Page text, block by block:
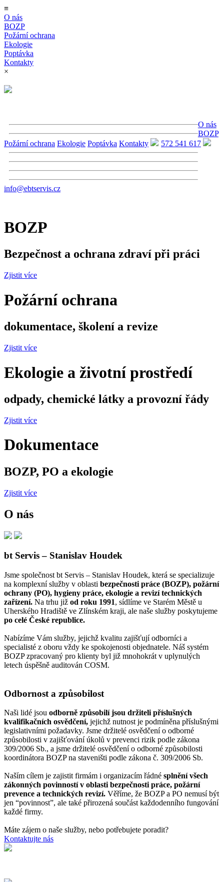
≡
O nás
BOZP
Požární ochrana
Ekologie
Poptávka
Kontakty
×
O nás
BOZP
Požární ochrana Ekologie Poptávka Kontakty 572 541 617
info@ebtservis.cz
BOZP
Bezpečnost a ochrana zdraví při práci
Zjistit více
Požární ochrana
dokumentace, školení a revize
Zjistit více
Ekologie a životní prostředí
odpady, chemické látky a provozní řády
Zjistit více
Dokumentace
BOZP, PO a ekologie
Zjistit více
O nás
bt Servis – Stanislav Houdek
Jsme společnost bt Servis – Stanislav Houdek, která se specializuje
na komplexní služby v oblasti bezpečnosti práce (BOZP), požární
ochrany (PO), hygieny práce, ekologie a revizí technických
zařízení. Na trhu již od roku 1991, sídlíme ve Starém Městě u
Uherského Hradiště ve Zlínském kraji, ale naše služby poskytujeme
po celé České republice.
Nabízíme Vám služby, jejichž kvalitu zajišťují odborníci a
specialisté z oboru vždy ke spokojenosti objednatele. Náš systém
BOZP zpracovaný pro klienty byl již mnohokrát v uplynulých
letech úspěšně auditován COSM.
Odbornost a způsobilost
Naši lidé jsou odborně způsobilí jsou držiteli příslušných
kvalifikačních osvědčení, jejichž nutnost je podmíněna příslušnými
legislativními požadavky. Jsme držitelé osvědčení o odborné
způsobilosti v zajišťování úkolů v prevenci rizik podle zákona
309/2006 Sb., a jsme držitelé osvědčení o odborné způsobilosti
koordinátora BOZP na staveništi podle zákona č. 309/2006 Sb.
Naším cílem je zajistit firmám i organizacím řádné splnění všech
zákonných povinností v oblasti bezpečnosti práce, požární
prevence a technických revizí. Věříme, že BOZP a PO nemusí být
jen “povinnost”, ale také přirozená součást každodenního fungování
každé firmy.
Máte zájem o naše služby, nebo potřebujete poradit?
Kontaktujte nás